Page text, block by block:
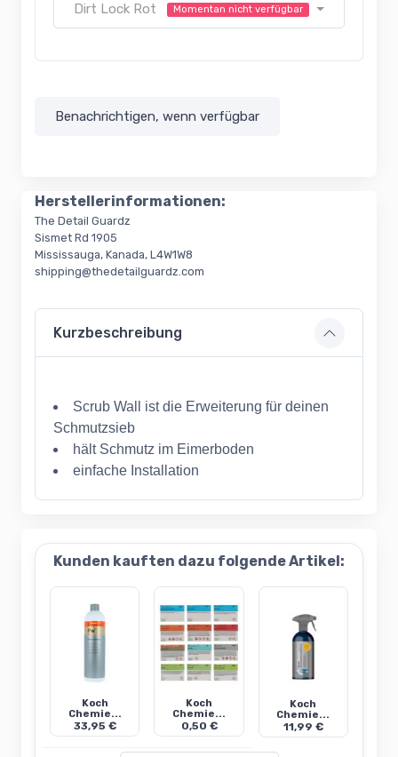
Dirt Lock Rot Momentan nicht verfügbar
Benachrichtigen, wenn verfügbar
Herstellerinformationen:
The Detail Guardz
Sismet Rd 1905
Mississauga, Kanada, L4W1W8
shipping@thedetailguardz.com
Kurzbeschreibung
Scrub Wall ist die Erweiterung für deinen
Schmutzsieb
hält Schmutz im Eimerboden
einfache Installation
Kunden kauften dazu folgende Artikel:
Koch
Chemie...
33,95 €
Koch
Chemie...
0,50 €
Koch
Chemie...
11,99 €